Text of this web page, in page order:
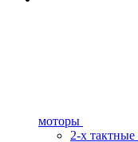
моторы
2-х